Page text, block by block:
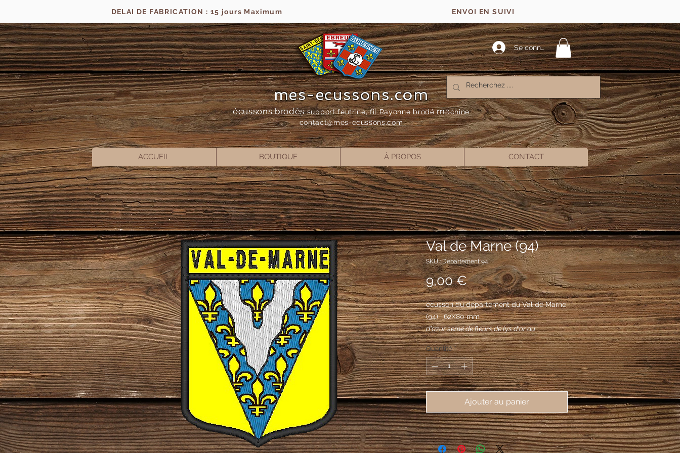
DELAI DE FABRICATION : 15 jours Maximum ENVOI EN SUIVI
Se connecter
mes-ecussons.com
écussons brodés support feutrine, fil Rayonne brodémachine
contact@mes-ecussons.com
ACCUEIL BOUTIQUE À PROPOS CONTACT
Val de Marne (94)
SKU : Departement 94
9,00 €Prix
écusson du département du Val de Marne
(94) , 62X80 mm
d'azur semé de fleurs de lys d'or au
chevronnel renversé ondé d'argent brochant
sur le tout, chaussé aussi d'or
Quantité *
Ajouter au panier